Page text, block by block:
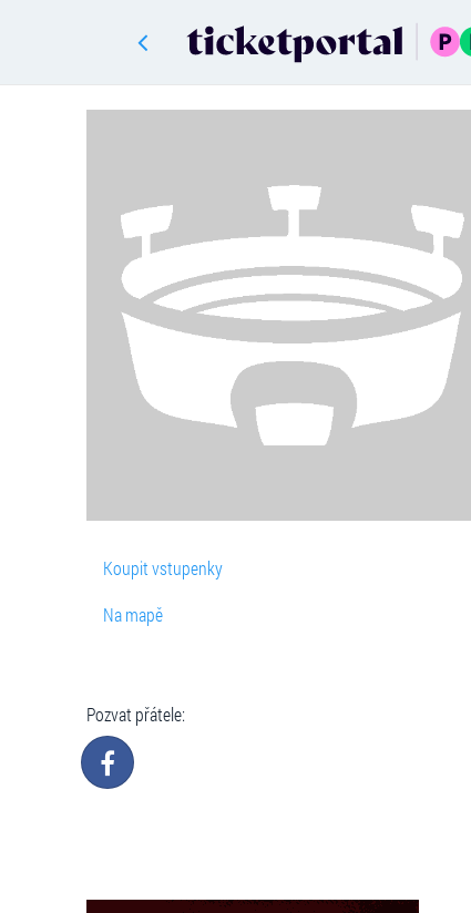
Koupit vstupenky
Na mapě
Pozvat přátele: